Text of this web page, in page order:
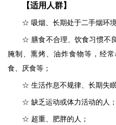
【适用人群】
☆ 吸烟、长期处于二手烟环
☆ 膳食不合理、饮食习惯不
腌制、熏烤、油炸食物等，经
食、厌食等；
☆ 生活作息不规律、长期失
☆ 缺乏运动或体力活动的人；
☆ 超重、肥胖的人；